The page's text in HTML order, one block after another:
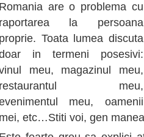
Romania are o problema cu
raportarea la persoana
proprie. Toata lumea discuta
in termeni posesivi:
meu, magazinul meu,
restaurantul meu,
meu, oamenii
mei, etc…Stiti voi, gen manea